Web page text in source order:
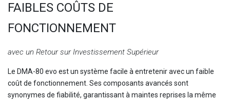
FAIBLES COÛTS DE
FONCTIONNEMENT
avec un Retour sur Investissement Supérieur
Le DMA-80 evo est un système facile à entretenir avec un faible
coût de fonctionnement. Ses composants avancés sont
synonymes de fiabilité, garantissant à maintes reprises la même